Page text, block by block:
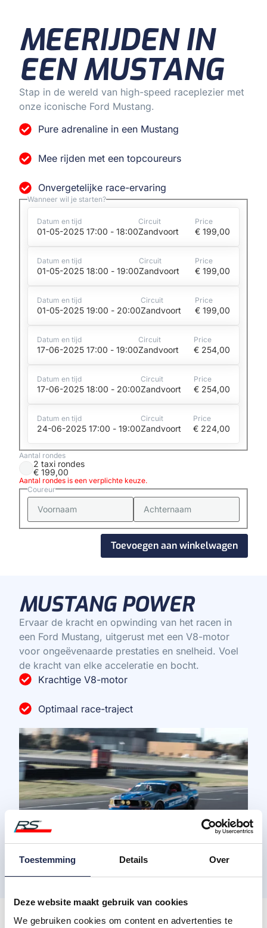
Toestemming Details Over
Deze website maakt gebruik van cookies
We gebruiken cookies om content en advertenties te
MEERIJDEN IN
EEN MUSTANG
Stap in de wereld van high-speed raceplezier met
onze iconische Ford Mustang.
Pure adrenaline in een Mustang
Mee rijden met een topcoureurs
Onvergetelijke race-ervaring
Wanneer wil je starten?
Datum en tijd
01-05-2025 17:00 - 18:00
Circuit
Zandvoort
Price
€199,00
Datum en tijd
01-05-2025 18:00 - 19:00
Circuit
Zandvoort
Price
€199,00
Datum en tijd
01-05-2025 19:00 - 20:00
Circuit
Zandvoort
Price
€199,00
Datum en tijd
17-06-2025 17:00 - 19:00
Circuit
Zandvoort
Price
€254,00
Datum en tijd
17-06-2025 18:00 - 20:00
Circuit
Zandvoort
Price
€254,00
Datum en tijd
24-06-2025 17:00 - 19:00
Circuit
Zandvoort
Price
€224,00
Aantal rondes
2 taxi rondes
€ 199,00
Aantal rondes is een verplichte keuze.
Coureur
Toevoegen aan winkelwagen
MUSTANG POWER
Ervaar de kracht en opwinding van het racen in
een Ford Mustang, uitgerust met een V8-motor
voor ongeëvenaarde prestaties en snelheid. Voel
de kracht van elke acceleratie en bocht.
Krachtige V8-motor
Optimaal race-traject